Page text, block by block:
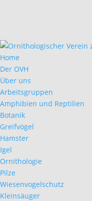
Home
Der OVH
Über uns
Arbeitsgruppen
Amphibien und Reptilien
Botanik
Greifvögel
Hamster
Igel
Ornithologie
Pilze
Wiesenvogelschutz
Kleinsäuger